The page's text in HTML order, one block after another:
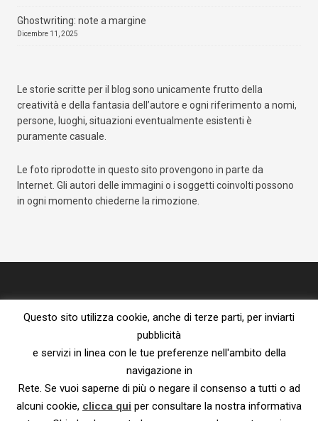
Ghostwriting: note a margine
Dicembre 11, 2025
Le storie scritte per il blog sono unicamente frutto della
creatività e della fantasia dell’autore e ogni riferimento a nomi,
persone, luoghi, situazioni eventualmente esistenti è
puramente casuale.
Le foto riprodotte in questo sito provengono in parte da
Internet. Gli autori delle immagini o i soggetti coinvolti possono
in ogni momento chiederne la rimozione.
Proprietà letteraria riservata – vietata la riproduzione senza l’espresso
consenso dell’autore.
Privacy Policy e Cookie Policy
Informativa ai sensi del Reg. UE
Questo sito utilizza cookie, anche di terze parti, per inviarti
pubblicità
e servizi in linea con le tue preferenze nell'ambito della
navigazione in
Rete. Se vuoi saperne di più o negare il consenso a tutti o ad
alcuni cookie, clicca qui per consultare la nostra informativa